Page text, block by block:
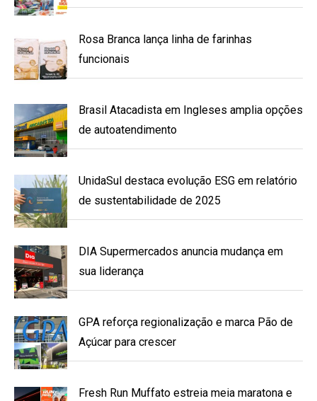
Rosa Branca lança linha de farinhas
funcionais
Brasil Atacadista em Ingleses amplia opções
de autoatendimento
UnidaSul destaca evolução ESG em relatório
de sustentabilidade de 2025
DIA Supermercados anuncia mudança em
sua liderança
GPA reforça regionalização e marca Pão de
Açúcar para crescer
Fresh Run Muffato estreia meia maratona e